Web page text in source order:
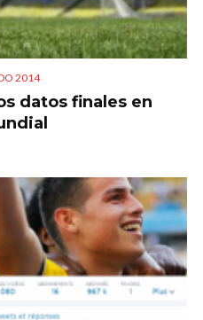
2014
datos finales en